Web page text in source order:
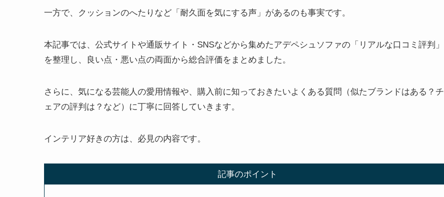
一方で、クッションのへたりなど「耐久面を気にする声」があるのも事実です。
本記事では、公式サイトや通販サイト・SNSなどから集めたアデペシュソファの「リアルな口コミ評判」
を整理し、良い点・悪い点の両面から総合評価をまとめました。
さらに、気になる芸能人の愛用情報や、購入前に知っておきたいよくある質問（似たブランドはある？チ
ェアの評判は？など）に丁寧に回答していきます。
インテリア好きの方は、必見の内容です。
記事のポイント